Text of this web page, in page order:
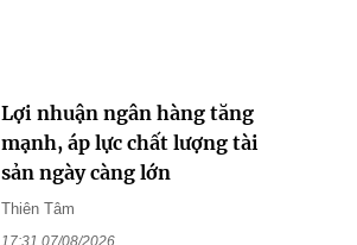
Lợi nhuận ngân hàng tăng
mạnh, áp lực chất lượng tài
sản ngày càng lớn
Thiên Tâm
17:31 07/08/2026